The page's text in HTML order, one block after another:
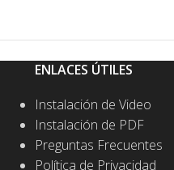
ENLACES ÚTILES
Instalación de Video
Instalación de PDF
Preguntas Frecuentes
Política de Privacidad